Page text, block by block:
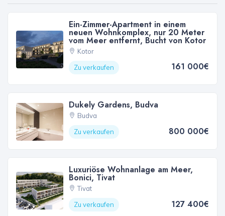
Ein-Zimmer-Apartment in einem
neuen Wohnkomplex, nur 20 Meter
vom Meer entfernt, Bucht von Kotor
Kotor
Zu verkaufen
161 000€
Dukely Gardens, Budva
Budva
Zu verkaufen
800 000€
Luxuriöse Wohnanlage am Meer,
Bonici, Tivat
Tivat
Zu verkaufen
127 400€